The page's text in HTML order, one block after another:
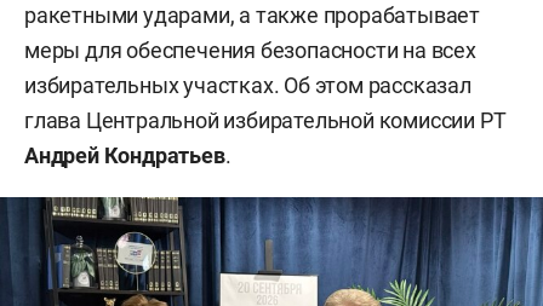
ракетными ударами, а также прорабатывает
меры для обеспечения безопасности на всех
избирательных участках. Об этом рассказал
глава Центральной избирательной комиссии РТ
Андрей Кондратьев.